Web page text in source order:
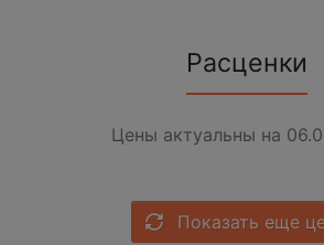
Расценки
Цены актуальны на
Показать еще